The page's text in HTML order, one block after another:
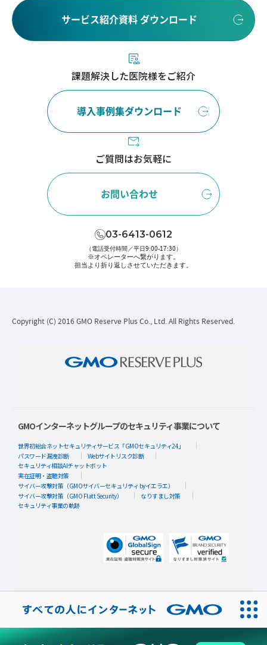
サービス紹介資料 ダウンロード
課題解決した医院様をご紹介
導入事例集ダウンロード
ご質問はお気軽に
お問い合わせ
03-6413-0612
（電話受付時間／平日9:00-17:30）
※オペレーターへ繋がります。
担当より折り返しさせていただきます。
Copyright (C) 2016 GMO Reserve Plus Co., Ltd. All Rights Reserved.
GMOインターネットグループのセキュリティ事業について
世界初総合ネットセキュリティサービス「GMOセキュリティ24」
パスワード漏洩診断
Webサイトリスク診断
セキュリティ相談AIチャットボット
実在証明・盗聴対策
サイバー攻撃対策（GMOサイバーセキュリティ byイエラエ）
サイバー攻撃対策（GMO Flatt Security）
なりすまし対策
セキュリティ事業の軌跡